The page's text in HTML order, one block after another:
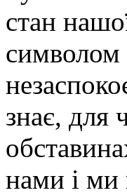
стан
символом
знає, для
нами і ми